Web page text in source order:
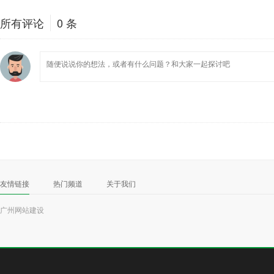
所有评论 0 条
友情链接 热门频道 关于我们
广州网站建设